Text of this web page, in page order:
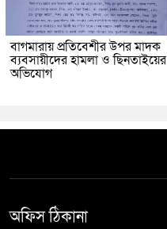
বাগমারায় প্রতিবেশীর উপর মাদক
ব্যবসায়ীদের হামলা ও ছিনতাইয়ের
অভিযোগ
অফিস ঠিকানা